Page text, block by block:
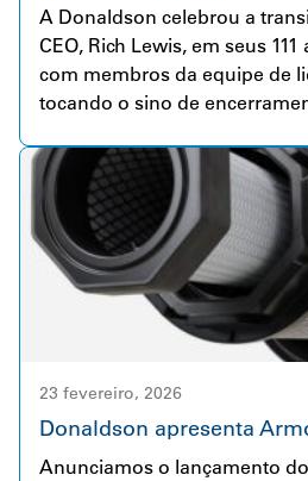
A Donaldson celebrou a
CEO, Rich Lewis, em seus
com membros da equipe de
tocando o sino de
2026.
23 fevereiro, 2026
Donaldson apresenta
Anunciamos o lançamento